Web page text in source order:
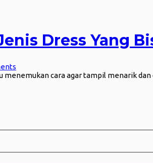
Dress Yang
menemukan cara agar tampil menarik